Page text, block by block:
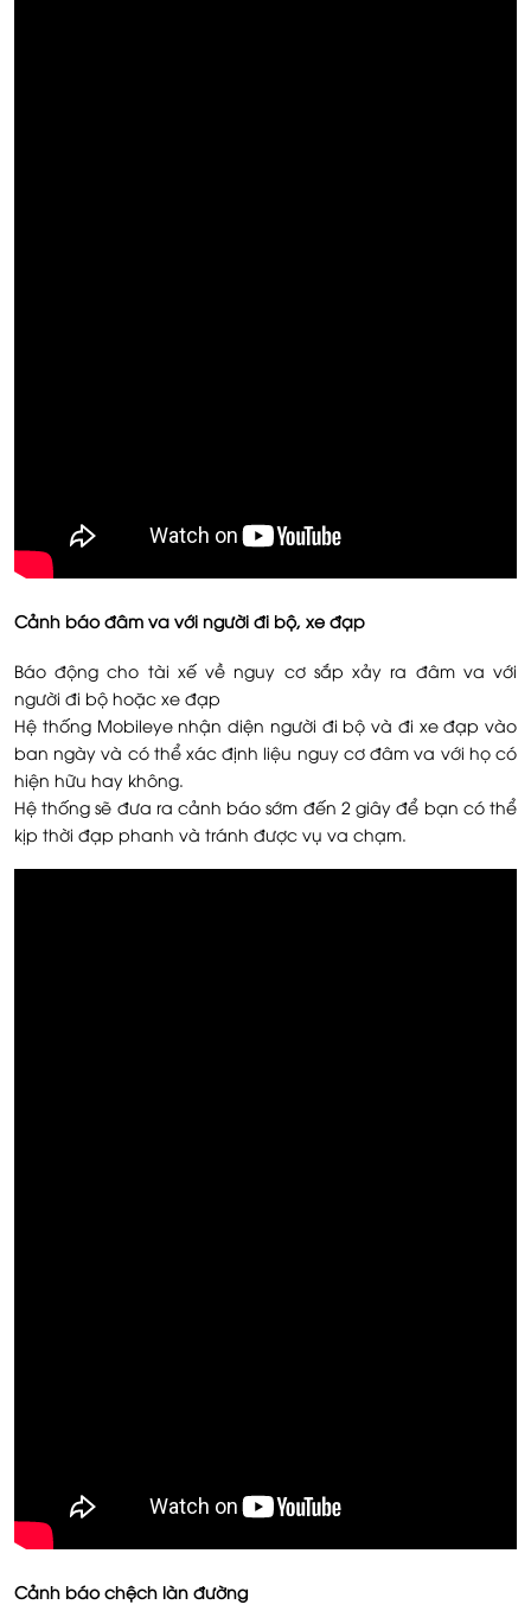
Cảnh báo đâm va với người đi bộ, xe đạp
Báo động cho tài xế về nguy cơ sắp xảy ra đâm va với
người đi bộ hoặc xe đạp
Hệ thống Mobileye nhận diện người đi bộ và đi xe đạp vào
ban ngày và có thể xác định liệu nguy cơ đâm va với họ có
hiện hữu hay không.
Hệ thống sẽ đưa ra cảnh báo sớm đến 2 giây để bạn có thể
kịp thời đạp phanh và tránh được vụ va chạm.
Cảnh báo chệch làn đường